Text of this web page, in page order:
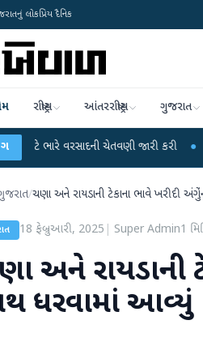
લોકપ્રિય દૈનિક
રાષ્ટ્રીય આંતરરાષ્ટ્રીય ગુજરાત
ચેતવણી જારી કરી ● સિદ્ધપુરથી બોમ્બ
/ચણા અને રાયડાની ટેકાના ભાવે ખરીદી
18 ફેબ્રુઆરી, 2025 Super Admin1
અને રાયડાની
ધરવામાં આવ્યું